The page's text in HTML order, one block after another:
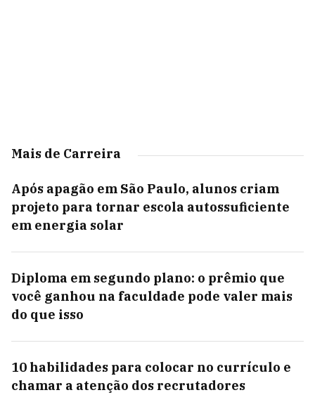
Mais de Carreira
Após apagão em São Paulo, alunos criam
projeto para tornar escola autossuficiente
em energia solar
Diploma em segundo plano: o prêmio que
você ganhou na faculdade pode valer mais
do que isso
10 habilidades para colocar no currículo e
chamar a atenção dos recrutadores